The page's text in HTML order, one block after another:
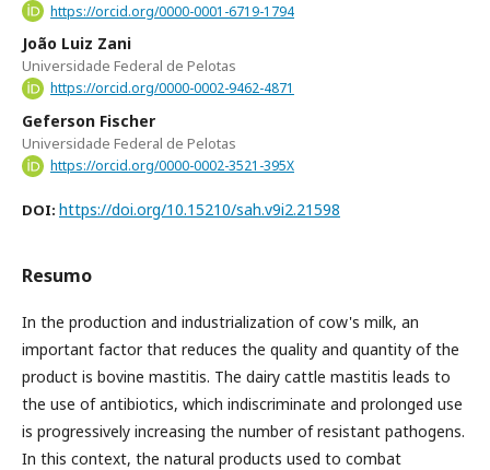
https://orcid.org/0000-0001-6719-1794
João Luiz Zani
Universidade Federal de Pelotas
https://orcid.org/0000-0002-9462-4871
Geferson Fischer
Universidade Federal de Pelotas
https://orcid.org/0000-0002-3521-395X
DOI: https://doi.org/10.15210/sah.v9i2.21598
Resumo
In the production and industrialization of cow's milk, an
important factor that reduces the quality and quantity of the
product is bovine mastitis. The dairy cattle mastitis leads to
the use of antibiotics, which indiscriminate and prolonged use
is progressively increasing the number of resistant pathogens.
In this context, the natural products used to combat